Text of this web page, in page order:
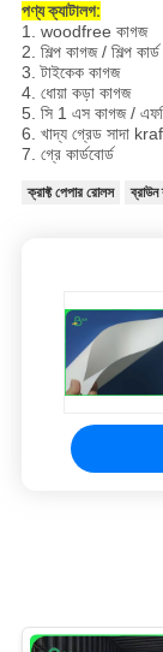
পণ্য ক্যাটালগ:
1. woodfree কাগজ
2. শিল্প কাগজ / শিল্প
3. টাইকেক কাগজ
4. ধোয়া কড়া কাগজ
5. সি 1 এস কাগজ /
6. খাদ্য গ্রেড সাদা
7. গ্রে কার্ডবোর্ড
ক্রাফ্ট পেপার রোলস ব্রাউন